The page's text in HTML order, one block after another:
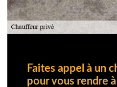
Faites appel à un
pour vous rendre